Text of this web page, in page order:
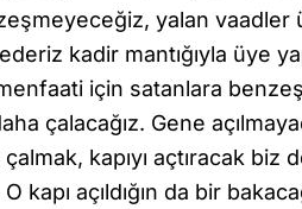
yalan vaadler
kadir mantığıyla üye
için satanlara
çalacağız. Gene
kapıyı açtıracak biz
kapı açıldığın da bir